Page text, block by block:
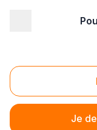
Je
Vente